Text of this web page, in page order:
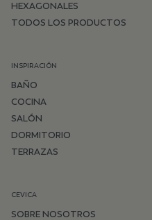
HEXAGONALES
TODOS LOS PRODUCTOS
INSPIRACIÓN
BAÑO
COCINA
SALÓN
DORMITORIO
TERRAZAS
CEVICA
SOBRE NOSOTROS